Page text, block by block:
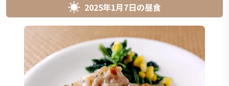
2025年1月7日の昼食